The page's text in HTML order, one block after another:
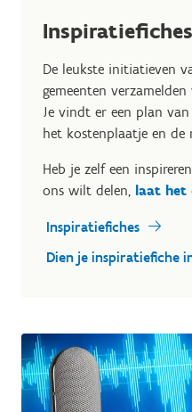
Inspiratiefiches
De leukste initiatieven
gemeenten
Je vindt er een plan
het kostenplaatje en de
Heb je zelf een
ons wilt delen, laat het
Inspiratiefiches
Dien je inspiratiefiche